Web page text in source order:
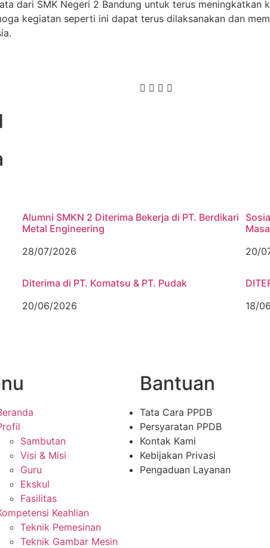
dari SMK Negeri 2 Bandung untuk terus meningkatkan
kegiatan seperti ini dapat terus dilaksanakan dan
Alumni SMKN 2 Diterima Bekerja di PT. Berdikari
Metal Engineering
28/07/2026
20/
Diterima di PT. Komatsu & PT. Pudak
20/06/2026
18/
Sambutan
Visi & Misi
Guru
Ekskul
Fasilitas
Keahlian
Teknik Pemesinan
Teknik Gambar Mesin
Bantuan
Tata Cara PPDB
Persyaratan PPDB
Kontak Kami
Kebijakan Privasi
Pengaduan Layanan